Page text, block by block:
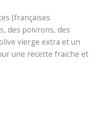
(françaises
des poivrons, des
vierge extra et un
une recette fraiche et